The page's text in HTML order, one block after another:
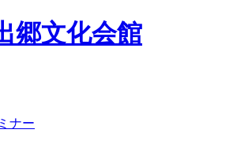
郷文化会館
ナー